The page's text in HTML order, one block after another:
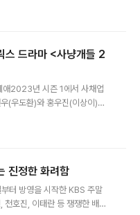
넣었다.
흐르는
화 대
천히 걷는
오리지
그러나 깊
벌 비영
스 드라마 <사냥개들 2
애2023년 시즌 1에서 사채업
(우도환)와 홍우진(이상이)은
단계 성장한 두 사람은, 이제
에게 기분 좋은 미소를 선사
잔혹한 숙적, 임백정과 무자비
나타난 새로운 숙적 임백정
진정한 화려함
터 방영을 시작한 KBS 주말
호진, 이태란 등 쟁쟁한 배우